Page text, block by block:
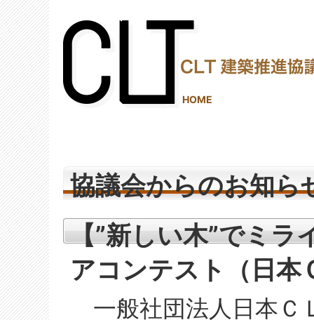
HOME
協議会からのお知ら
【”新しい木”でミラ
アコンテスト（日本
一般社団法人日本Ｃ